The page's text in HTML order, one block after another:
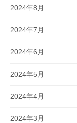
2024年8月
2024年7月
2024年6月
2024年5月
2024年4月
2024年3月